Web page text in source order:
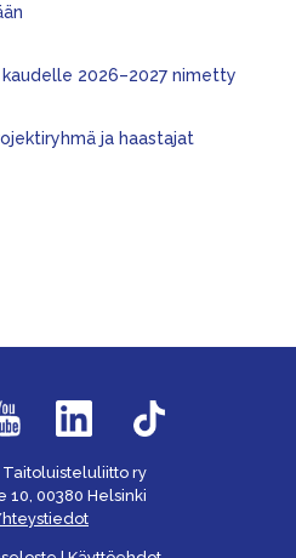
2026–2027 nimetty
ja haastajat
ry
10, 00380 Helsinki